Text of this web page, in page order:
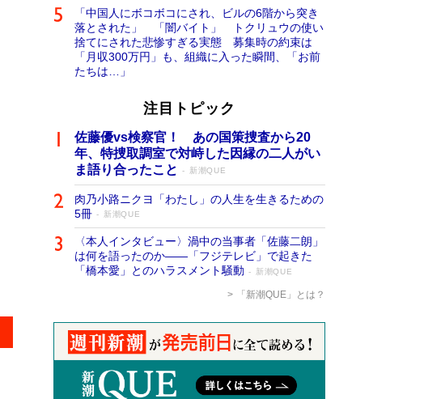
「中国人にボコボコにされ、ビルの6階から突き
落とされた」 「闇バイト」 トクリュウの使い
捨てにされた悲惨すぎる実態 募集時の約束は
「月収300万円」も、組織に入った瞬間、「お前
たちは…」
注目トピック
佐藤優vs検察官！ あの国策捜査から20
年、特捜取調室で対峙した因縁の二人がい
ま語り合ったこと
新潮QUE
肉乃小路ニクヨ「わたし」の人生を生きるための
5冊
新潮QUE
〈本人インタビュー〉渦中の当事者「佐藤二朗」
は何を語ったのか――「フジテレビ」で起きた
「橋本愛」とのハラスメント騒動
新潮QUE
「新潮QUE」とは？